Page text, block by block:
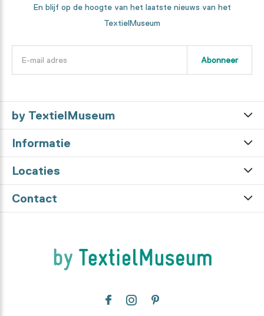
En blijf op de hoogte van het laatste nieuws van het
TextielMuseum
Abonneer
by TextielMuseum
Informatie
Locaties
Contact